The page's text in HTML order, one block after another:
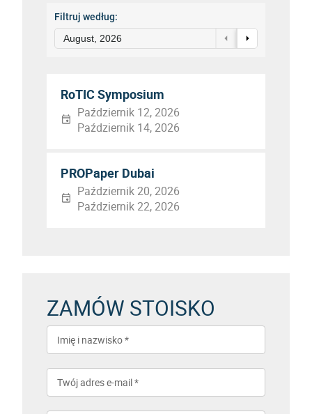
Filtruj według:
August, 2026
RoTIC Symposium
Październik 12, 2026
Październik 14, 2026
PROPaper Dubai
Październik 20, 2026
Październik 22, 2026
ZAMÓW STOISKO